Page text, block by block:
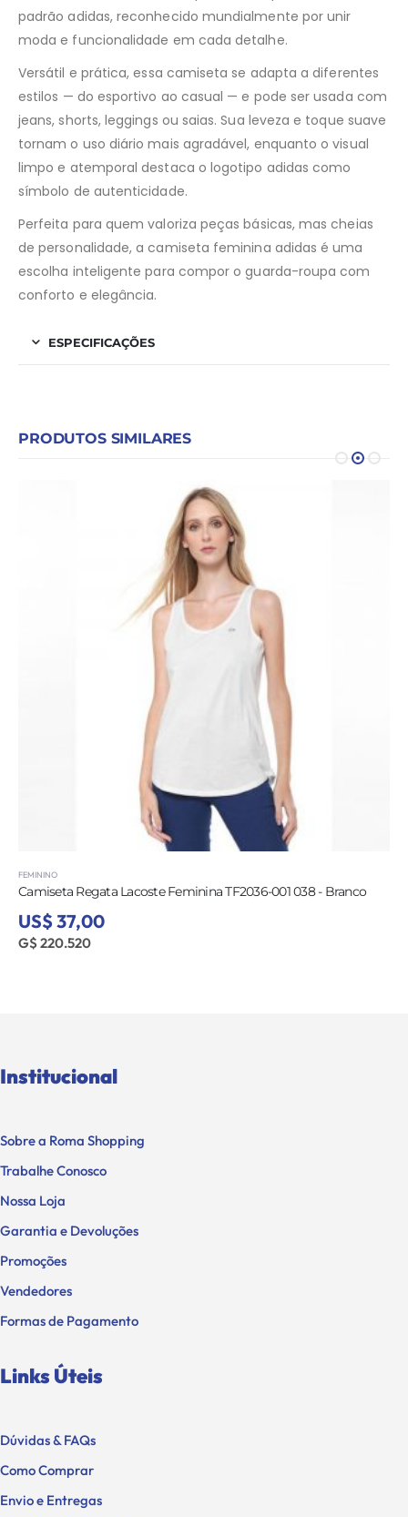
padrão adidas, reconhecido mundialmente por unir
moda e funcionalidade em cada detalhe.
Versátil e prática, essa camiseta se adapta a diferentes
estilos — do esportivo ao casual — e pode ser usada com
jeans, shorts, leggings ou saias. Sua leveza e toque suave
tornam o uso diário mais agradável, enquanto o visual
limpo e atemporal destaca o logotipo adidas como
símbolo de autenticidade.
Perfeita para quem valoriza peças básicas, mas cheias
de personalidade, a camiseta feminina adidas é uma
escolha inteligente para compor o guarda-roupa com
conforto e elegância.
ESPECIFICAÇÕES
PRODUTOS SIMILARES
FEMININO
Camiseta Regata Lacoste Feminina TF2036-001 038 - Branco
US$ 37,00
G$ 220.520
Institucional
Sobre a Roma Shopping
Trabalhe Conosco
Nossa Loja
Garantia e Devoluções
Promoções
Vendedores
Formas de Pagamento
Links Úteis
Dúvidas & FAQs
Como Comprar
Envio e Entregas